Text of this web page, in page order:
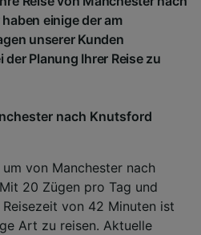
einige der am
unserer Kunden
Planung Ihrer Reise zu
nach Knutsford
von Manchester nach
20 Zügen pro Tag und
von 42 Minuten ist
Art zu reisen. Aktuelle